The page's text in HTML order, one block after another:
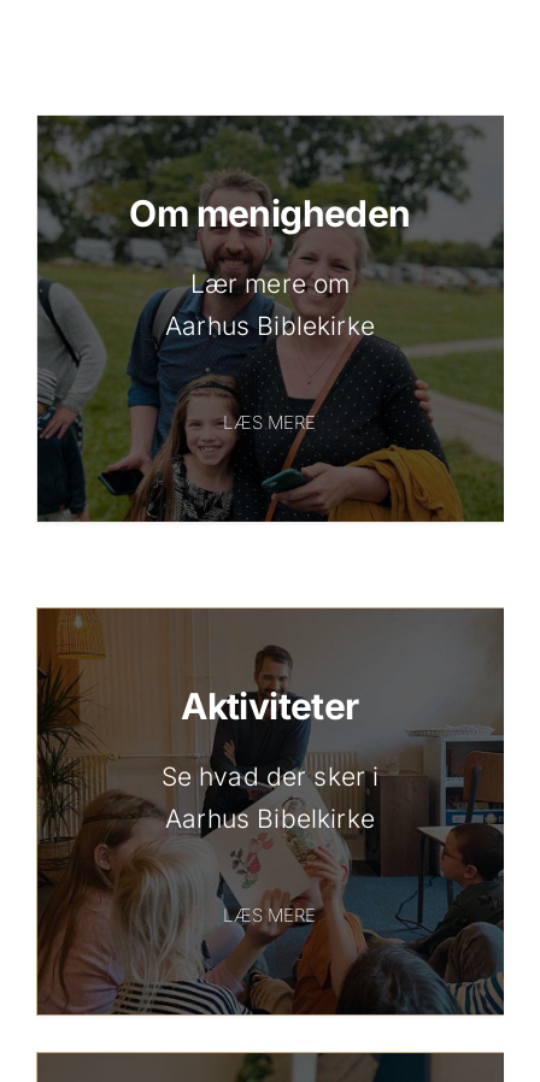
Om menigheden
Lær mere om
Aarhus Biblekirke
LÆS MERE
Aktiviteter
Se hvad der sker i
Aarhus Bibelkirke
LÆS MERE